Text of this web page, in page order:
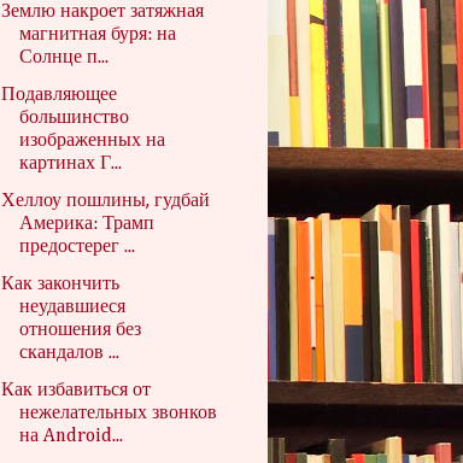
Землю накроет затяжная
магнитная буря: на
Солнце п...
Подавляющее
большинство
изображенных на
картинах Г...
Хеллоу пошлины, гудбай
Америка: Трамп
предостерег ...
Как закончить
неудавшиеся
отношения без
скандалов ...
Как избавиться от
нежелательных звонков
на Android...